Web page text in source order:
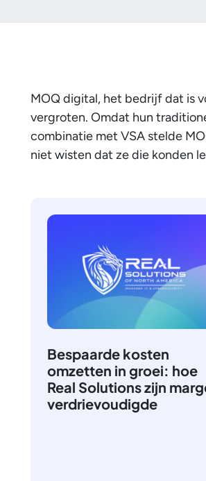
MOQ digital, het bedrijf dat is
vergroten. Omdat hun
combinatie met VSA stelde
niet wisten dat ze die konden
Bespaarde kosten
omzetten in groei: hoe
Real Solutions zijn
verdrievoudigde